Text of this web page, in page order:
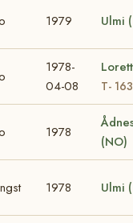
1979 Ulmi
1978-
04-08
T-
1978
(NO)
1978 Ulmi